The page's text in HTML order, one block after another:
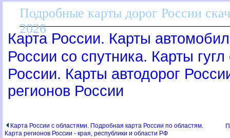
Подробные карты дорог России
2026
Карта России. Карты
России со спутника. Карты
России. Карты автодорог
регионов России
Карта России с областями. Подробная карта России по областям.
Карта регионов России - края, республики и области РФ